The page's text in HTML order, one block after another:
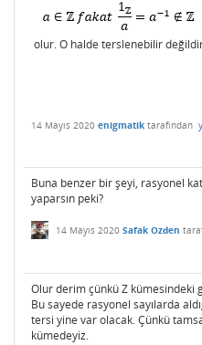
olur. O halde terslenebilir
14 Mayıs 2020 enigmatik tarafından
Buna benzer bir şeyi, rasyonel
yaparsın peki?
14 Mayıs 2020 Safak Ozden
Olur derim çünkü Z
Bu sayede rasyonel sayılarda
tersi yine var olacak. Çünkü
kümedeyiz.